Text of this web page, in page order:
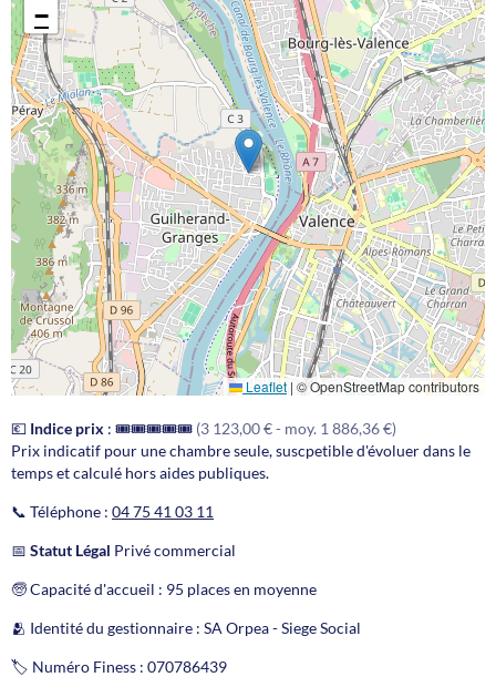
−
Leaflet | © OpenStreetMap contributors
💶 Indice prix : 🎟️🎟️🎟️🎟️🎟️ (3 123,00 € - moy. 1 886,36 €)
Prix indicatif pour une chambre seule, suscpetible d'évoluer dans le
temps et calculé hors aides publiques.
📞 Téléphone : 04 75 41 03 11
📅 Statut Légal Privé commercial
🧓 Capacité d'accueil : 95 places en moyenne
🫂 Identité du gestionnaire : SA Orpea - Siege Social
🏷️ Numéro Finess : 070786439